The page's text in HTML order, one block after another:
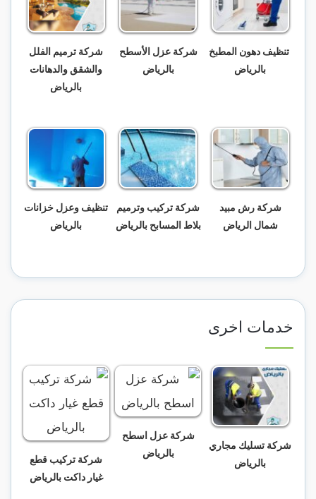
تنظيف دهون المطبخ
بالرياض
شركة عزل الأسطح
بالرياض
شركة ترميم الفلل
والشقق والدهانات
بالرياض
شركة رش مبيد
شمال الرياض
شركة تركيب وترميم
بلاط المسابح بالرياض
تنظيف وعزل خزانات
بالرياض
خدمات اخرى
شركة تسليك مجاري
بالرياض
شركة عزل اسطح
بالرياض
شركة تركيب قطع
غيار داكت بالرياض